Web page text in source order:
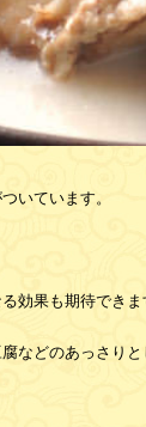
いています。
効果も期待でき
などのあっさり